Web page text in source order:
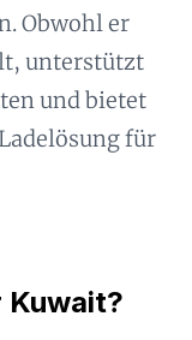
Obwohl er
unterstützt
und bietet
für
Kuwait?